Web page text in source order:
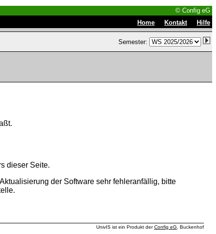
© Config eG
Home Kontakt Hilfe
Semester:
dieser Seite.
der Software sehr fehleranfällig, bitte
UnivIS ist ein Produkt derConfig eG , Buckenhof